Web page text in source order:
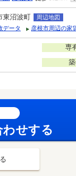
東沼波町
周辺地図
データ
彦根市周辺の家
専
せする